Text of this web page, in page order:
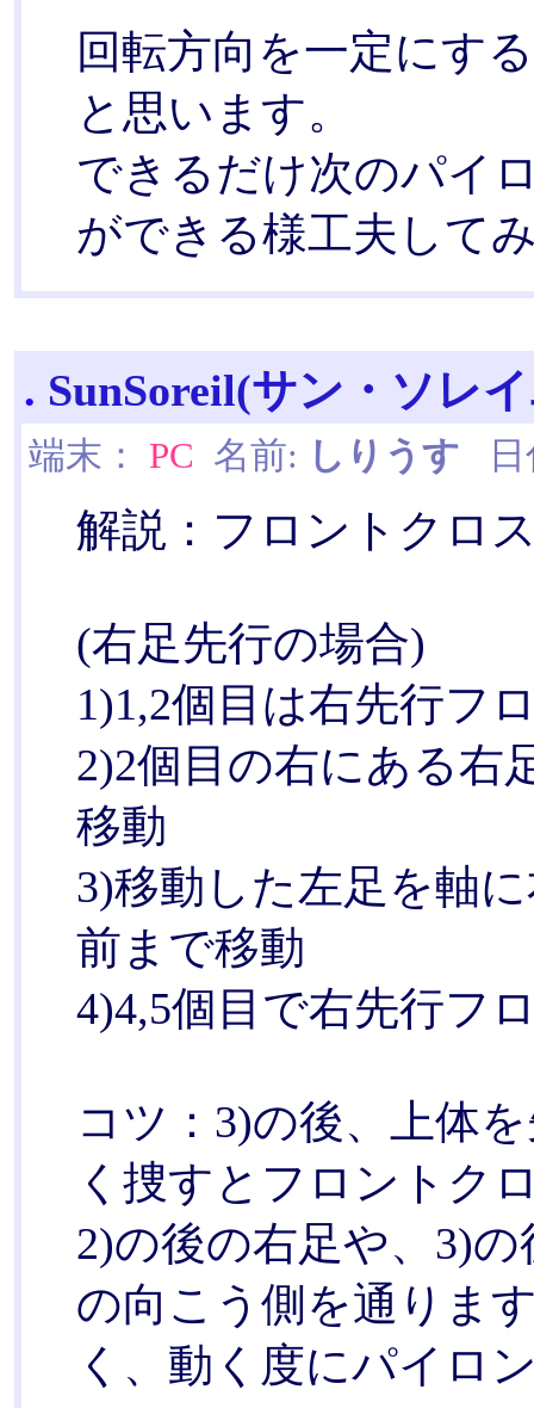
回転方向を一定にす
と思います。
できるだけ次のパイ
ができる様工夫して
. SunSoreil(サン・ソレ
端末： PC 名前: しりうす 日
解説：フロントクロ
(右足先行の場合)
1)1,2個目は右先行フ
2)2個目の右にある右
移動
3)移動した左足を軸
前まで移動
4)4,5個目で右先行フ
コツ：3)の後、上体
く捜すとフロントク
2)の後の右足や、3)
の向こう側を通りま
く、動く度にパイロ